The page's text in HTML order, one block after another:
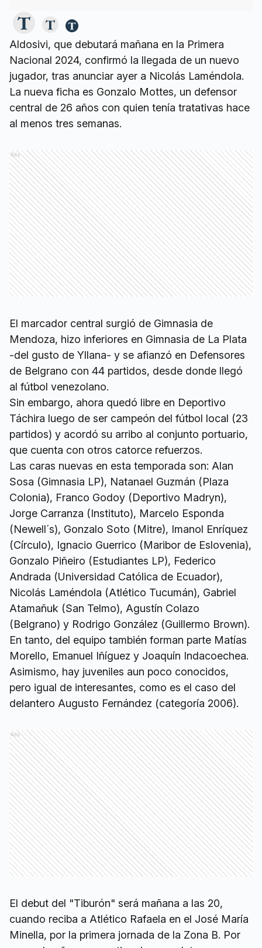
Aldosivi, que debutará mañana en la Primera
Nacional 2024, confirmó la llegada de un nuevo
jugador, tras anunciar ayer a Nicolás Laméndola.
La nueva ficha es Gonzalo Mottes, un defensor
central de 26 años con quien tenía tratativas hace
al menos tres semanas.
Ads
El marcador central surgió de Gimnasia de
Mendoza, hizo inferiores en Gimnasia de La Plata
-del gusto de Yllana- y se afianzó en Defensores
de Belgrano con 44 partidos, desde donde llegó
al fútbol venezolano.
Sin embargo, ahora quedó libre en Deportivo
Táchira luego de ser campeón del fútbol local (23
partidos) y acordó su arribo al conjunto portuario,
que cuenta con otros catorce refuerzos.
Las caras nuevas en esta temporada son: Alan
Sosa (Gimnasia LP), Natanael Guzmán (Plaza
Colonia), Franco Godoy (Deportivo Madryn),
Jorge Carranza (Instituto), Marcelo Esponda
(Newell´s), Gonzalo Soto (Mitre), Imanol Enríquez
(Círculo), Ignacio Guerrico (Maribor de Eslovenia),
Gonzalo Piñeiro (Estudiantes LP), Federico
Andrada (Universidad Católica de Ecuador),
Nicolás Laméndola (Atlético Tucumán), Gabriel
Atamañuk (San Telmo), Agustín Colazo
(Belgrano) y Rodrigo González (Guillermo Brown).
En tanto, del equipo también forman parte Matías
Morello, Emanuel Iñíguez y Joaquín Indacoechea.
Asimismo, hay juveniles aun poco conocidos,
pero igual de interesantes, como es el caso del
delantero Augusto Fernández (categoría 2006).
Ads
El debut del "Tiburón" será mañana a las 20,
cuando reciba a Atlético Rafaela en el José María
Minella, por la primera jornada de la Zona B. Por